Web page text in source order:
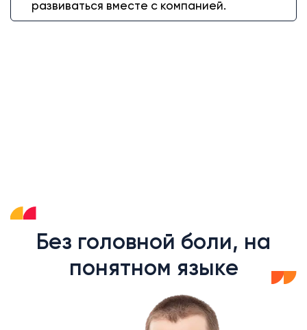
развиваться вместе с компанией.
Без головной боли, на
понятном языке